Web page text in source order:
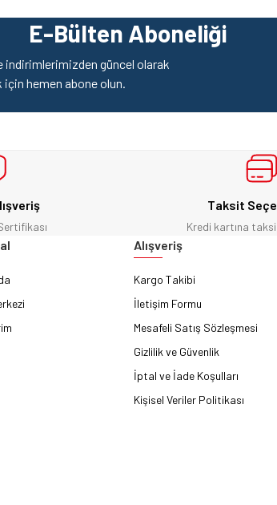
Yorum Yaz
Soru Sor
E-Bülten Aboneliği
indirimlerimizden güncel olarak
için hemen abone olun.
Taksit
Kredi kartına
Alışveriş
Kargo Takibi
İletişim Formu
Mesafeli Satış Sözleşmesi
Gizlilik ve Güvenlik
İptal ve İade Koşulları
Kişisel Veriler Politikası